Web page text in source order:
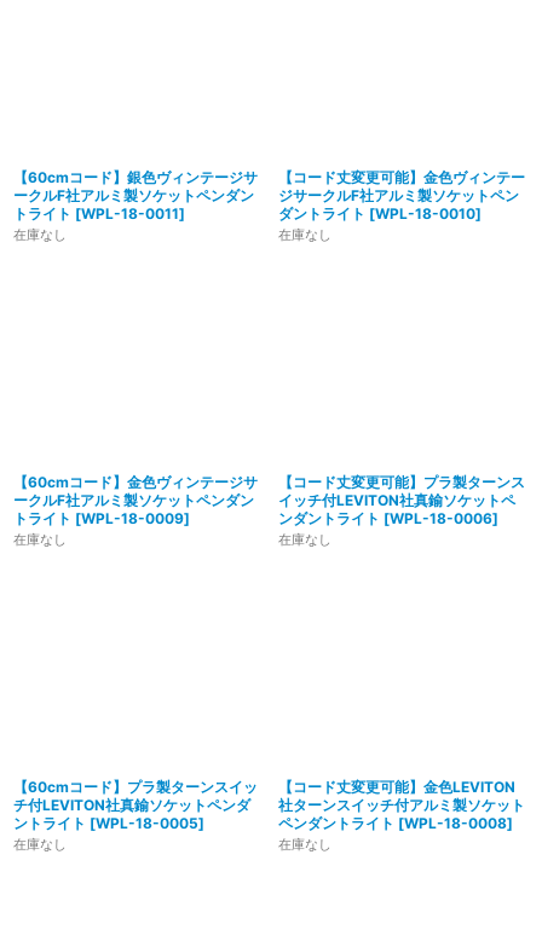
【60cmコード】銀色ヴィンテージサ
ークルF社アルミ製ソケットペンダン
トライト [WPL-18-0011]
在庫なし
【コード丈変更可能】金色ヴィンテー
ジサークルF社アルミ製ソケットペン
ダントライト [WPL-18-0010]
在庫なし
【60cmコード】金色ヴィンテージサ
ークルF社アルミ製ソケットペンダン
トライト [WPL-18-0009]
在庫なし
【コード丈変更可能】プラ製ターンス
イッチ付LEVITON社真鍮ソケットペ
ンダントライト [WPL-18-0006]
在庫なし
【60cmコード】プラ製ターンスイッ
チ付LEVITON社真鍮ソケットペンダ
ントライト [WPL-18-0005]
在庫なし
【コード丈変更可能】金色LEVITON
社ターンスイッチ付アルミ製ソケット
ペンダントライト [WPL-18-0008]
在庫なし